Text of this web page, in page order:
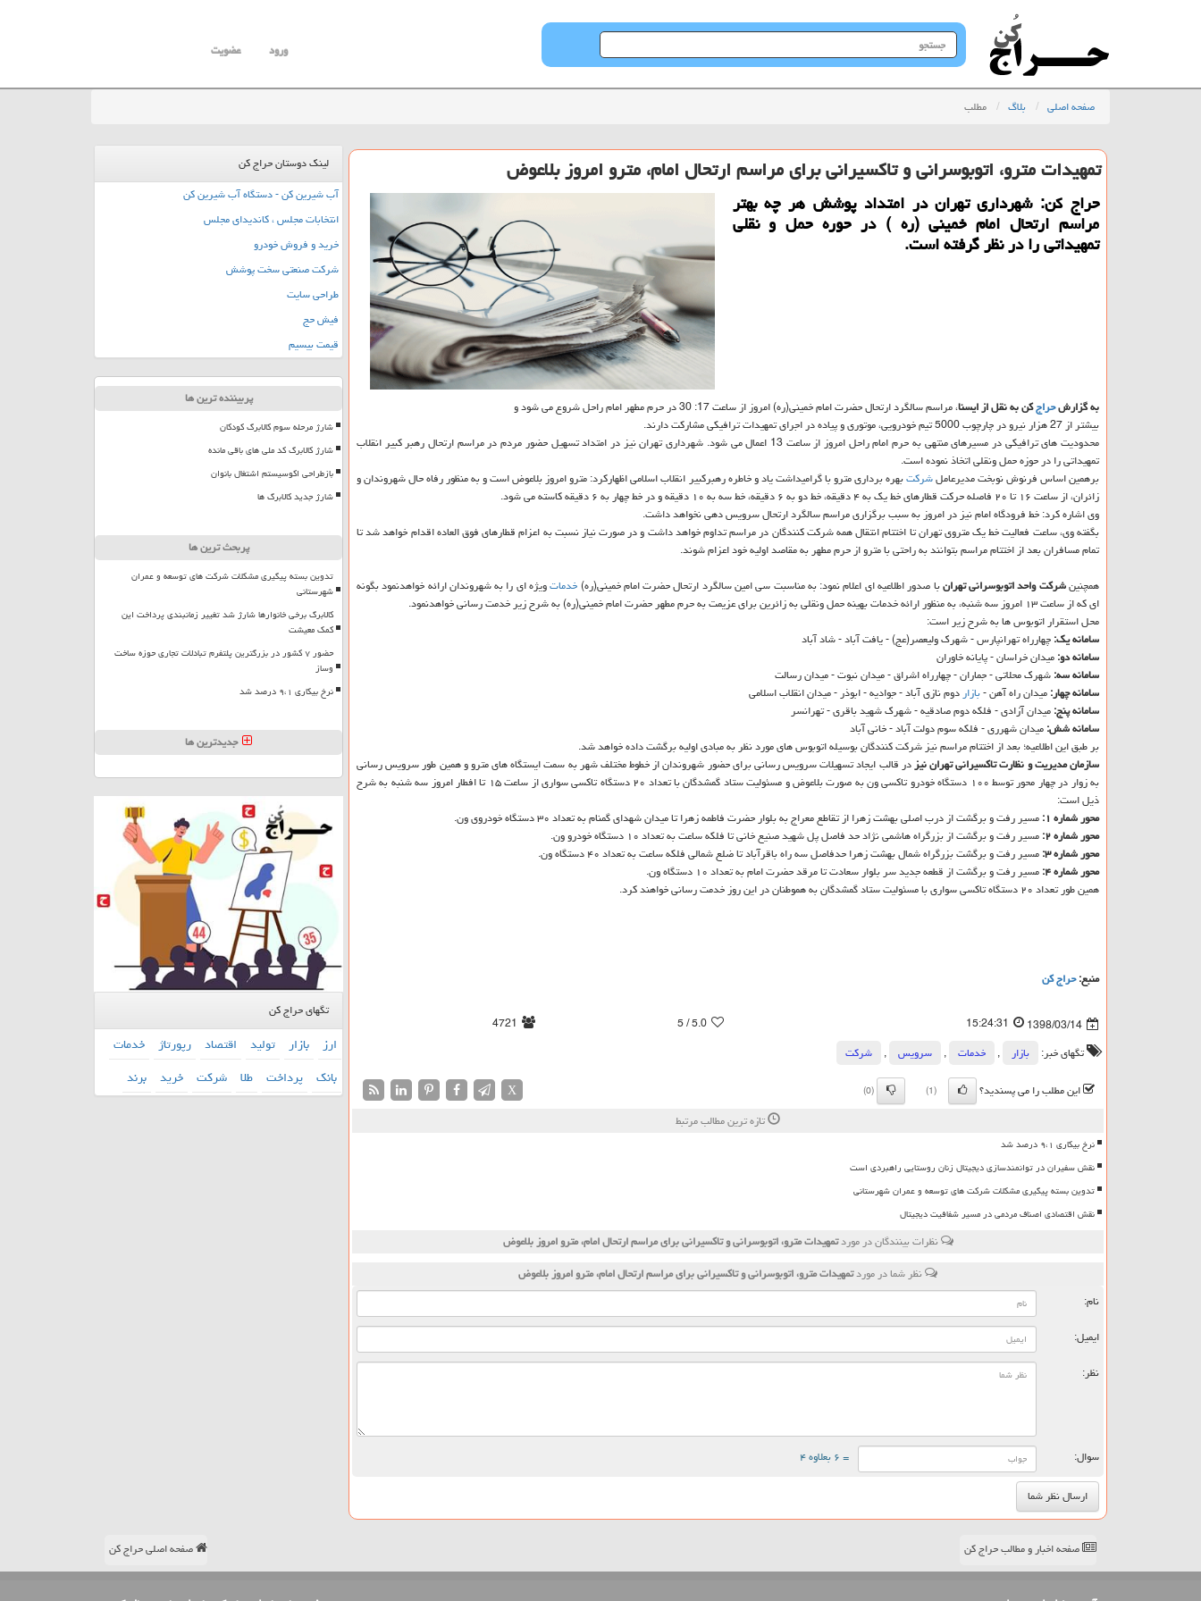
جستجو
در
ورود عضویت
صفحه اصلی بلاگ مطلب
تمهیدات مترو، اتوبوسرانی و تاكسیرانی برای مراسم ارتحال امام، مترو امروز بلاعوض
حراج كن: شهرداری تهران در امتداد پوشش هر چه بهتر
مراسم ارتحال امام خمینی (ره ) در حوره حمل و نقلی
تمهیداتی را در نظر گرفته است.
به گزارشحراجكن به نقل از ایسنا، مراسم سالگرد ارتحال حضرت امام خمینی(ره) امروز از ساعت 17: 30 در حرم مطهر امام راحل شروع می شود و
بیشتر از 27 هزار نیرو در چارچوب 5000 تیم خودرویی، موتوری و پیاده در اجرای تمهیدات ترافیكی مشاركت دارند.
محدودیت های ترافیكی در مسیرهای منتهی به حرم امام راحل امروز از ساعت 13 اعمال می شود. شهرداری تهران نیز در امتداد تسهیل حضور مردم در مراسم ارتحال رهبر كبیر انقلاب
تمهیداتی را در حوزه حمل ونقلی اتخاذ نموده است.
برهمین اساس فرنوش نوبخت مدیرعاملشركتبهره برداری مترو با گرامیداشت یاد و خاطره رهبركبیر انقلاب اسلامی اظهاركرد: مترو امروز بلاعوض است و به منظور رفاه حال شهروندان و
زائران، از ساعت ۱۶ تا ۲۰ فاصله حركت قطارهای خط یك به ۴ دقیقه، خط دو به ۶ دقیقه، خط سه به ۱۰ دقیقه و در خط چهار به ۶ دقیقه كاسته می شود.
وی اشاره كرد: خط فرودگاه امام نیز در امروز به سبب برگزاری مراسم سالگرد ارتحال سرویس دهی نخواهد داشت.
بگفته وی، ساعت فعالیت خط یك متروی تهران تا اختتام انتقال همه شركت كنندگان در مراسم تداوم خواهد داشت و در صورت نیاز نسبت به اعزام قطارهای فوق العاده اقدام خواهد شد تا
تمام مسافران بعد از اختتام مراسم بتوانند به راحتی با مترو از حرم مطهر به مقاصد اولیه خود اعزام شوند.
همچنینشركت واحد اتوبوسرانی تهرانبا صدور اطلاعیه ای اعلام نمود: به مناسبت سی امین سالگرد ارتحال حضرت امام خمینی(ره) خدماتویژه ای را به شهروندان ارائه خواهدنمود بگونه
ای كه از ساعت ۱۳ امروز سه شنبه، به منظور ارائه خدمات بهینه حمل ونقلی به زائرین برای عزیمت به حرم مطهر حضرت امام خمینی(ره) به شرح زیر خدمت رسانی خواهدنمود.
محل استقرار اتوبوس ها به شرح زیر است:
سامانه یك:چهارراه تهرانپارس - شهرك ولیعصر(عج) - یافت آباد - شاد آباد
سامانه دو:میدان خراسان - پایانه خاوران
سامانه سه:شهرك محلاتی - جماران - چهارراه اشراق - میدان نبوت - میدان رسالت
سامانه چهار:میدان راه آهن -بازاردوم نازی آباد - جوادیه - ابوذر - میدان انقلاب اسلامی
سامانه پنج:میدان آزادی - فلكه دوم صادقیه - شهرك شهید باقری - تهرانسر
سامانه شش:میدان شهرری - فلكه سوم دولت آباد - خانی آباد
بر طبق این اطلاعیه؛ بعد از اختتام مراسم نیز شركت كنندگان بوسیله اتوبوس های مورد نظر به مبادی اولیه برگشت داده خواهد شد.
سازمان مدیریت و نظارت تاكسیرانی تهران نیزدر قالب ایجاد تسهیلات سرویس رسانی برای حضور شهروندان از خطوط مختلف شهر به سمت ایستگاه های مترو و همین طور سرویس رسانی
به زوار در چهار محور توسط ۱۰۰ دستگاه خودرو تاكسی ون به صورت بلاعوض و مسئولیت ستاد گمشدگان با تعداد ۲۰ دستگاه تاكسی سواری از ساعت ۱۵ تا افطار امروز سه شنبه به شرح
ذیل است:
محور شماره ۱:
مسیر رفت و برگشت از درب اصلی بهشت زهرا از تقاطع معراج به بلوار حضرت فاطمه زهرا تا میدان شهدای گمنام به تعداد ۳۰ دستگاه خودروی ون.
محور شماره ۲:
مسیر رفت و برگشت از بزرگراه هاشمی نژاد حد فاصل پل شهید صنیع خانی تا فلكه ساعت به تعداد ۱۰ دستگاه خودرو ون.
محور شماره ۳: مسیر رفت و برگشت بزرگراه شمال بهشت زهرا حدفاصل سه راه باقرآباد تا ضلع شمالی فلكه ساعت به تعداد ۴۰ دستگاه ون.
محور شماره ۴:
مسیر رفت و برگشت از قطعه جدید سر بلوار سعادت تا مرقد حضرت امام به تعداد ۱۰ دستگاه ون.
همین طور تعداد ۲۰ دستگاه تاكسی سواری با مسئولیت ستاد گمشدگان به هموطنان در این روز خدمت رسانی خواهند كرد.
منبع:حراج كن
1398/03/14
15:24:31
5.0
/ 5
4721
تگهای خبر:
بازار , خدمات , سرویس ,
شركت
این مطلب را می پسندید؟
(1)
(0)
X
تازه ترین مطالب مرتبط
نرخ بیکاری ۹،۱ درصد شد
نقش سفیران در توانمندسازی دیجیتال زنان روستایی راهبردی است
تدوین بسته پیگیری مشکلات شرکت های توسعه و عمران شهرستانی
نقش اقتصادی اصناف مردمی در مسیر شفافیت دیجیتال
نظرات بینندگان در موردتمهیدات مترو، اتوبوسرانی و تاكسیرانی برای مراسم ارتحال امام، مترو امروز بلاعوض
نظر شما در موردتمهیدات مترو، اتوبوسرانی و تاكسیرانی برای مراسم ارتحال امام، مترو امروز بلاعوض
نام:
ایمیل:
نظر:
سوال: = ۶ بعلاوه ۴
لینک دوستان حراج کن
آب شیرین کن - دستگاه آب شیرین کن
انتخابات مجلس ، کاندیدای مجلس
خرید و فروش خودرو
شرکت صنعتی سخت پوشش
طراحی سایت
فیش حج
قیمت بیسیم
پربیننده ترین ها
شارژ مرحله سوم کالابرگ کودکان
شارژ کالابرگ کد ملی های باقی مانده
بازطراحی اکوسیستم اشتغال بانوان
شارژ جدید کالابرگ ها
پربحث ترین ها
تدوین بسته پیگیری مشکلات شرکت های توسعه و عمران
شهرستانی
کالابرگ برخی خانوارها شارژ شد تغییر زمانبندی پرداخت این
کمک معیشت
حضور ۷ کشور در بزرگترین پلتفرم تبادلات تجاری حوزه ساخت
وساز
نرخ بیکاری ۹،۱ درصد شد
جدیدترین ها
تگهای حراج کن
ارز بازار تولید اقتصاد رپورتاژ خدمات
بانك پرداخت طلا شركت خرید برند
صفحه اخبار و مطالب حراج کن صفحه اصلی حراج کن